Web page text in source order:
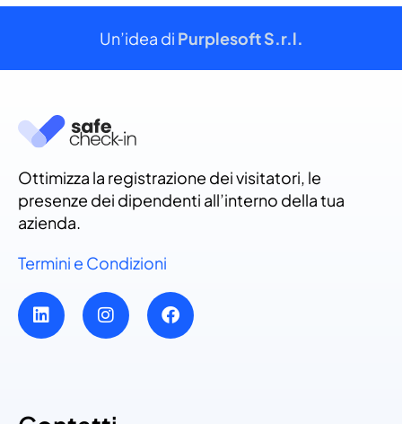
Un’idea di Purplesoft S.r.l.
Ottimizza la registrazione dei visitatori, le
presenze dei dipendenti all’interno della tua
azienda.
Termini e Condizioni